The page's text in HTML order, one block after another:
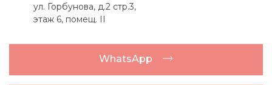
ул. Горбунова, д.2 стр.3,
этаж 6, помещ. II
WhatsApp